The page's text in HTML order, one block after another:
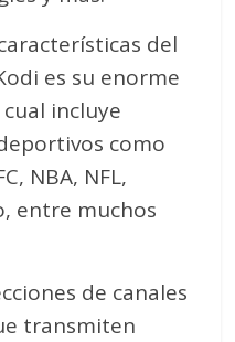
del
es su enorme
incluye
como
NBA, NFL,
entre muchos
de canales
transmiten